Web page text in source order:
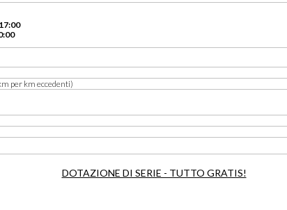
per km eccedenti)
DOTAZIONE DI SERIE - TUTTO GRATIS!